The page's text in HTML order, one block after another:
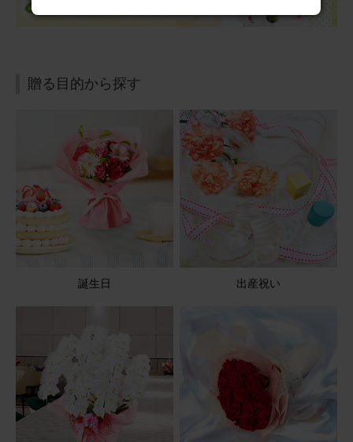
喜んでいただけました
従兄が亡くなったとのことで今回お花をお願いしました。
まだ御骨があるのでお供えしますと連絡をいただきまし
た。大変喜んでいただけました。今回、2回目の利用でし
【お悔やみ・お供えの花】アレンジメント(青・紫) Sサイ
ズ
2026/05/11
ブルーミーユーザーさん
用途：
お悔やみ
父の命日に
とても上品で思っていた通りのアレンジが届き母も喜んで
いました。また来年もお願いします。
【お悔やみ・お供えの花】アレンジメント(青・紫) Sサイ
贈る目的から探す
誕生日 出産祝い